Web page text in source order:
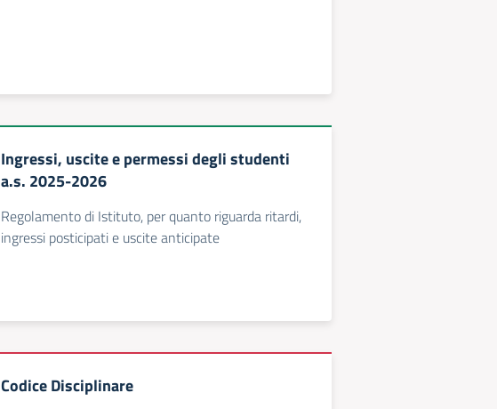
Ingressi, uscite e permessi degli studenti
a.s. 2025-2026
Regolamento di Istituto, per quanto riguarda ritardi,
ingressi posticipati e uscite anticipate
Codice Disciplinare